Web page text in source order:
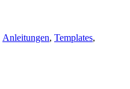
Anleitungen, Templates,